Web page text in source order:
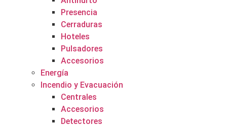
Presencia
Cerraduras
Hoteles
Pulsadores
Accesorios
Energía
Incendio y Evacuación
Centrales
Accesorios
Detectores